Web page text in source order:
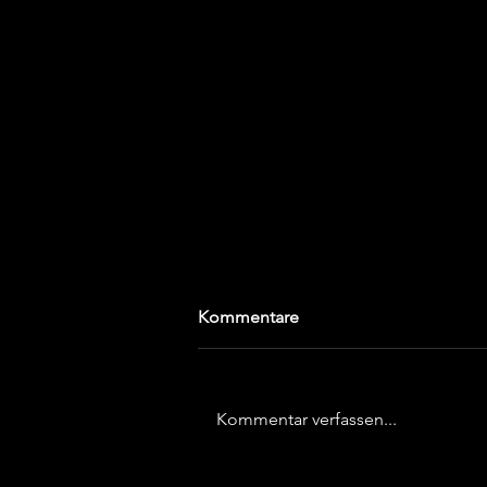
Jahresbericht 2012
Januar Wie in jedem Jahr läutete
beliebten Lümmellauf in
Kommentare
Kommentar verfassen...